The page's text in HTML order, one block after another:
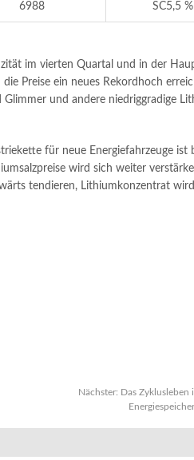
6988 SC5,5 %
im vierten Quartal und in der
Preise ein neues Rekordhoch
und andere niedriggradige
für neue Energiefahrzeuge ist
wird sich weiter
tendieren, Lithiumkonzentrat
Nächster: Das Zyklusleben